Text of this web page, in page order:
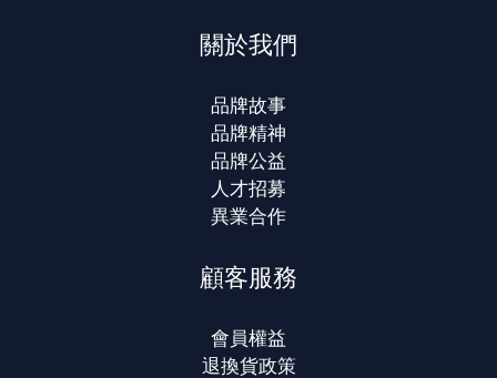
關於我們
品牌故事
品牌精神
品牌公益
人才招募
異業合作
顧客服務
會員權益
退換貨政策